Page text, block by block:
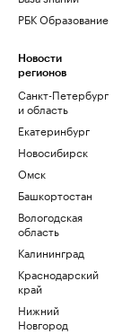
РБК Образование
Новости
регионов
Санкт-Петербург
и область
Екатеринбург
Новосибирск
Омск
Башкортостан
Вологодская
область
Калининград
Краснодарский
край
Нижний
Новгород